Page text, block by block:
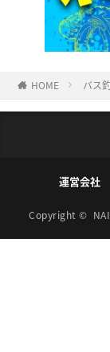
HOME バス
運営会社
Copyright ©